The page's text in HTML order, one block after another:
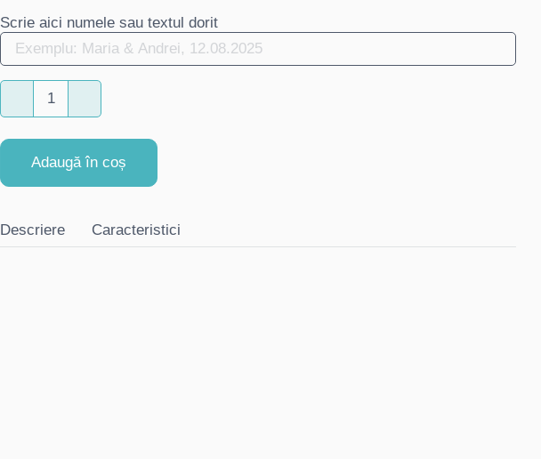
Scrie aici numele sau textul dorit
Adaugă în coș
Descriere Caracteristici